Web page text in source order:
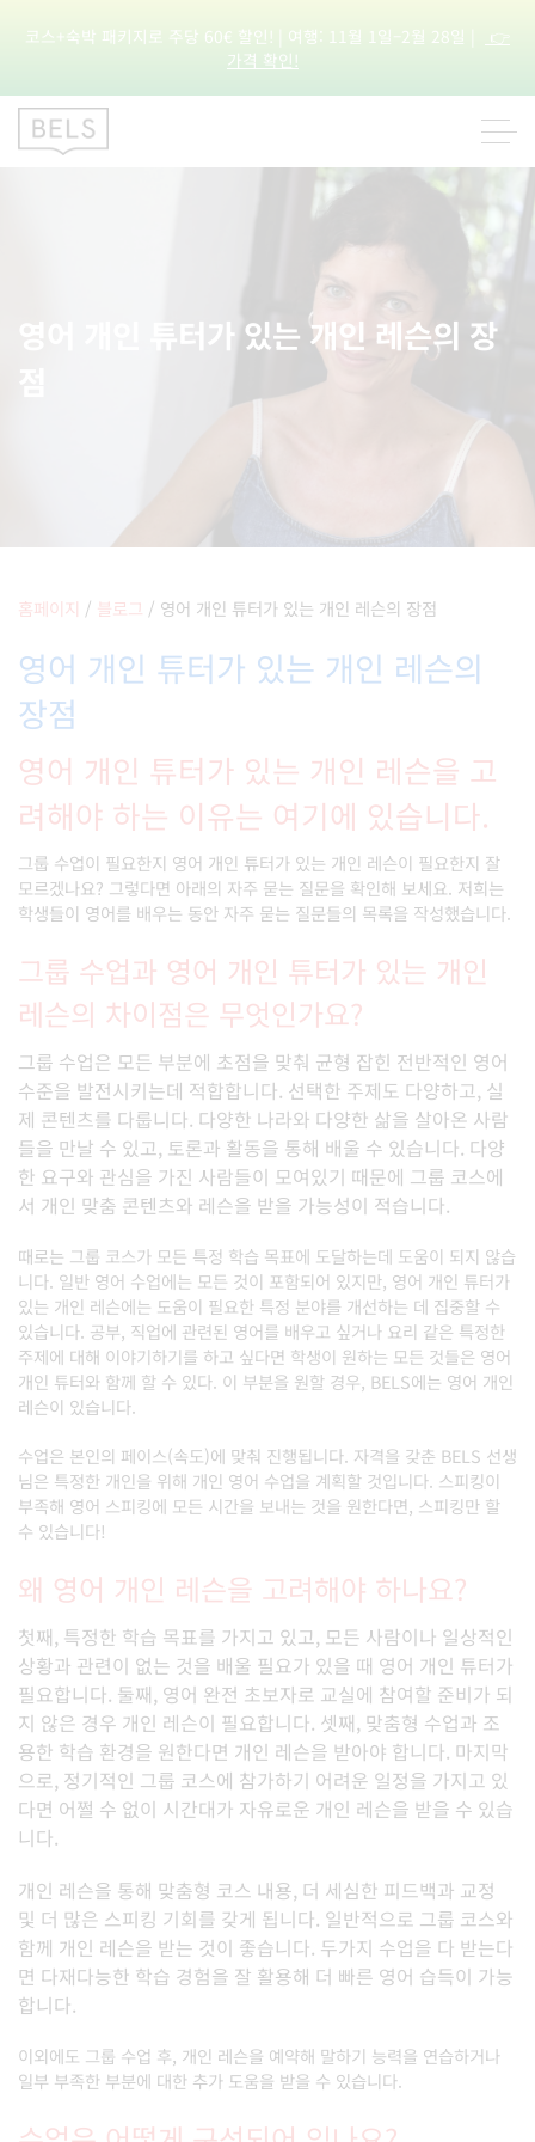
코스+숙박 패키지로 주당 60€ 할인! | 여행: 11월 1일–2월 28일 |
👉
가격 확인!
영어 개인 튜터가 있는 개인 레슨의 장
홈페이지 / 블로그 / 영어 개인 튜터가 있는 개인 레슨의 장점
영어 개인 튜터가 있는 개인 레슨의
장점
영어 개인 튜터가 있는 개인 레슨을 고
려해야 하는 이유는 여기에 있습니다.
그룹 수업이 필요한지 영어 개인 튜터가 있는 개인 레슨이 필요한지 잘
모르겠나요? 그렇다면 아래의 자주 묻는 질문을 확인해 보세요. 저희는
학생들이 영어를 배우는 동안 자주 묻는 질문들의 목록을 작성했습니다.
그룹 수업과 영어 개인 튜터가 있는 개인
레슨의 차이점은 무엇인가요?
그룹 수업은 모든 부분에 초점을 맞춰 균형 잡힌 전반적인 영어
수준을 발전시키는데 적합합니다. 선택한 주제도 다양하고, 실
제 콘텐츠를 다룹니다. 다양한 나라와 다양한 삶을 살아온 사람
들을 만날 수 있고, 토론과 활동을 통해 배울 수 있습니다. 다양
한 요구와 관심을 가진 사람들이 모여있기 때문에 그룹 코스에
서 개인 맞춤 콘텐츠와 레슨을 받을 가능성이 적습니다.
때로는 그룹 코스가 모든 특정 학습 목표에 도달하는데 도움이 되지 않습
니다. 일반 영어 수업에는 모든 것이 포함되어 있지만, 영어 개인 튜터가
있는 개인 레슨에는 도움이 필요한 특정 분야를 개선하는 데 집중할 수
있습니다. 공부, 직업에 관련된 영어를 배우고 싶거나 요리 같은 특정한
주제에 대해 이야기하기를 하고 싶다면 학생이 원하는 모든 것들은 영어
개인 튜터와 함께 할 수 있다. 이 부분을 원할 경우, BELS에는 영어 개인
레슨이 있습니다.
수업은 본인의 페이스(속도)에 맞춰 진행됩니다. 자격을 갖춘 BELS 선생
님은 특정한 개인을 위해 개인 영어 수업을 계획할 것입니다. 스피킹이
부족해 영어 스피킹에 모든 시간을 보내는 것을 원한다면, 스피킹만 할
수 있습니다!
왜 영어 개인 레슨을 고려해야 하나요?
첫째, 특정한 학습 목표를 가지고 있고, 모든 사람이나 일상적인
상황과 관련이 없는 것을 배울 필요가 있을 때 영어 개인 튜터가
필요합니다. 둘째, 영어 완전 초보자로 교실에 참여할 준비가 되
지 않은 경우 개인 레슨이 필요합니다. 셋째, 맞춤형 수업과 조
용한 학습 환경을 원한다면 개인 레슨을 받아야 합니다. 마지막
으로, 정기적인 그룹 코스에 참가하기 어려운 일정을 가지고 있
다면 어쩔 수 없이 시간대가 자유로운 개인 레슨을 받을 수 있습
니다.
개인 레슨을 통해 맞춤형 코스 내용, 더 세심한 피드백과 교정
및 더 많은 스피킹 기회를 갖게 됩니다. 일반적으로 그룹 코스와
함께 개인 레슨을 받는 것이 좋습니다. 두가지 수업을 다 받는다
면 다재다능한 학습 경험을 잘 활용해 더 빠른 영어 습득이 가능
합니다.
이외에도 그룹 수업 후, 개인 레슨을 예약해 말하기 능력을 연습하거나
일부 부족한 부분에 대한 추가 도움을 받을 수 있습니다.